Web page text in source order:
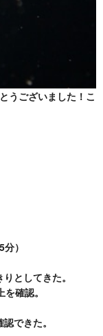
うございました！こ
）
としてきた。
確認。
できた。